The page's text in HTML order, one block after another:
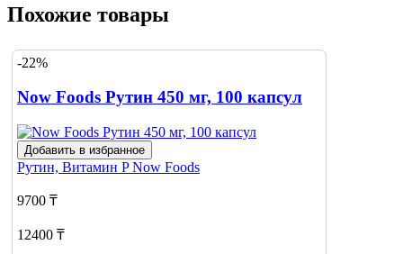
Похожие товары
-22%
Now Foods Рутин 450 мг, 100 капсул
Добавить в избранное
Рутин, Витамин PNow Foods
9700 ₸
12400 ₸